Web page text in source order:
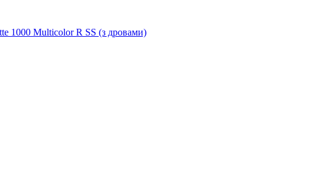
1000 Multicolor R SS (з дровами)